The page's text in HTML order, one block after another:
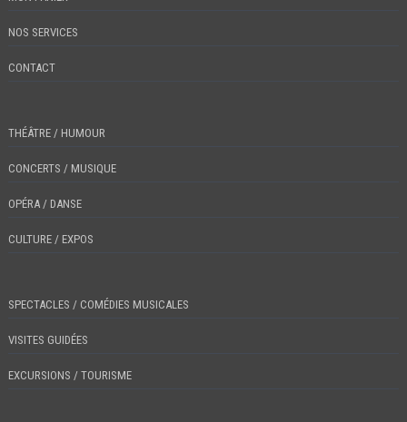
NOS SERVICES
CONTACT
THÉÂTRE / HUMOUR
CONCERTS / MUSIQUE
OPÉRA / DANSE
CULTURE / EXPOS
SPECTACLES / COMÉDIES MUSICALES
VISITES GUIDÉES
EXCURSIONS / TOURISME